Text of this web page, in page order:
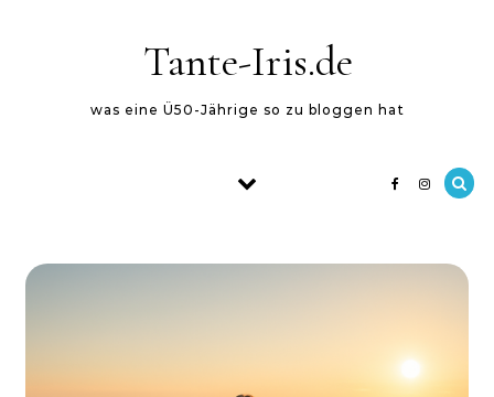
Tante-Iris.de
was eine Ü50-Jährige so zu bloggen hat